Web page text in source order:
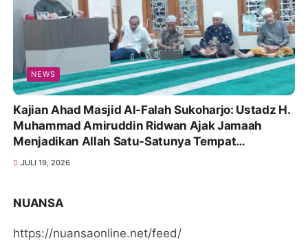
NEWS
Kajian Ahad Masjid Al-Falah Sukoharjo: Ustadz H.
Muhammad Amiruddin Ridwan Ajak Jamaah
Menjadikan Allah Satu-Satunya Tempat
Bergantung
JULI 19, 2026
NUANSA
https://nuansaonline.net/feed/